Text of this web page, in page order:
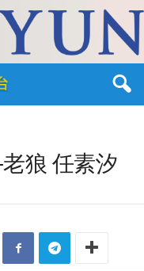
老狼 任素汐